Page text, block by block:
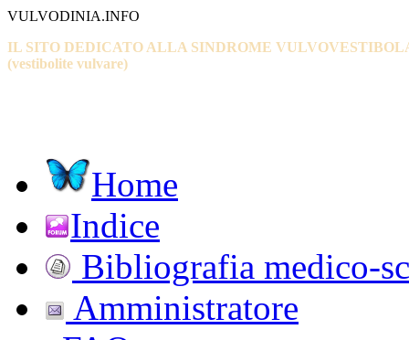
VULVODINIA.INFO
IL SITO DEDICATO ALLA SINDROME
(vestibolite vulvare)
Home
Indice
Bibliografia medico-
Amministratore